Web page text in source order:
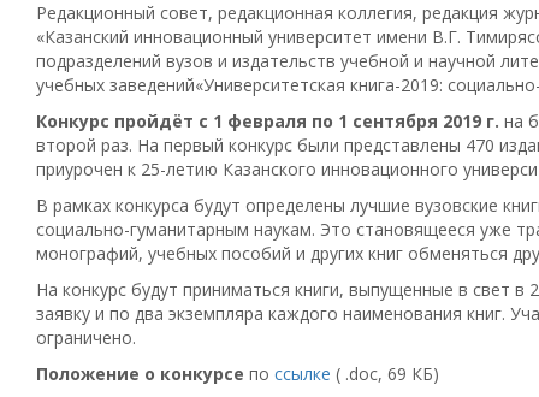
Редакционный совет, редакционная коллегия, редакция
«Казанский инновационный университет имени В.Г.
подразделений вузов и издательств учебной и научной
учебных заведений«Университетская книга-2019:
Конкурс пройдёт с 1 февраля по 1 сентября 2019 г. на
второй раз. На первый конкурс были представлены 470
приурочен к 25-летию Казанского инновационного
В рамках конкурса будут определены лучшие вузовские
социально-гуманитарным наукам. Это становящееся уже
монографий, учебных пособий и других книг обменяться
На конкурс будут приниматься книги, выпущенные в свет в
заявку и по два экземпляра каждого наименования книг.
ограничено.
Положение о конкурсе по ссылке ( .doc, 69 КБ)